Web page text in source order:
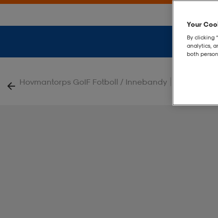
Hovmantorps GoIF Fotboll / Innebandy
Your
By clicking
analytics,
both